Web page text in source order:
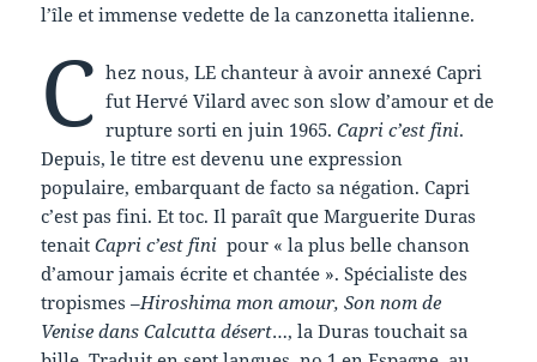
l’île et immense vedette de la canzonetta italienne.
C hez nous, LE chanteur à avoir annexé Capri
fut Hervé Vilard avec son slow d’amour et de
rupture sorti en juin 1965. Capri c’est fini.
Depuis, le titre est devenu une expression
populaire, embarquant de facto sa négation. Capri
c’est pas fini. Et toc. Il paraît que Marguerite Duras
tenaitCapri c’est fini pour « la plus belle chanson
d’amour jamais écrite et chantée ». Spécialiste des
tropismes –Hiroshima mon amour, Son nom de
Venise dans Calcutta désert…, la Duras touchait sa